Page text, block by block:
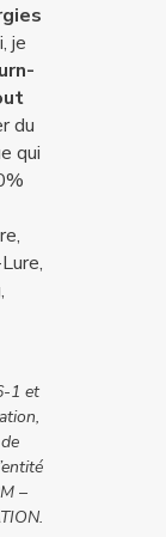
je
du
qui
1 et
–